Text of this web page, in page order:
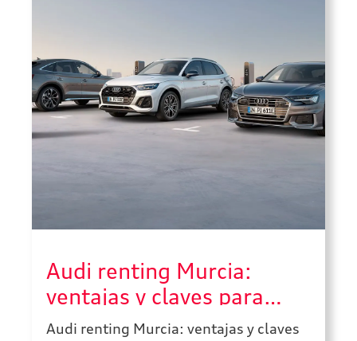
Audi renting Murcia:
ventajas y claves para
elegir bien
Audi renting Murcia: ventajas y claves